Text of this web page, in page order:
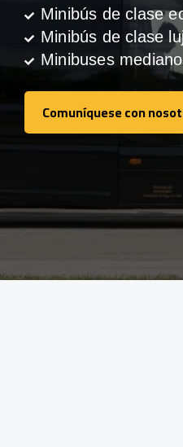
Minibús de clase
Minibús de clase
Minibuses
Comuníquese con
Comuníquese con